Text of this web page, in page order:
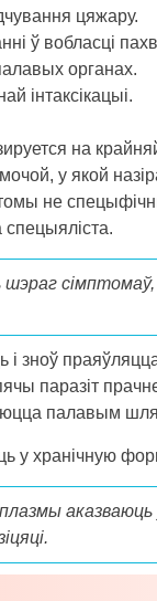
цяжару.
ў вобласці
органах.
інтаксікацыі.
на
у якой
не
шэраг сімптомаў,
і зноў
паразіт
палавым
у хранічную